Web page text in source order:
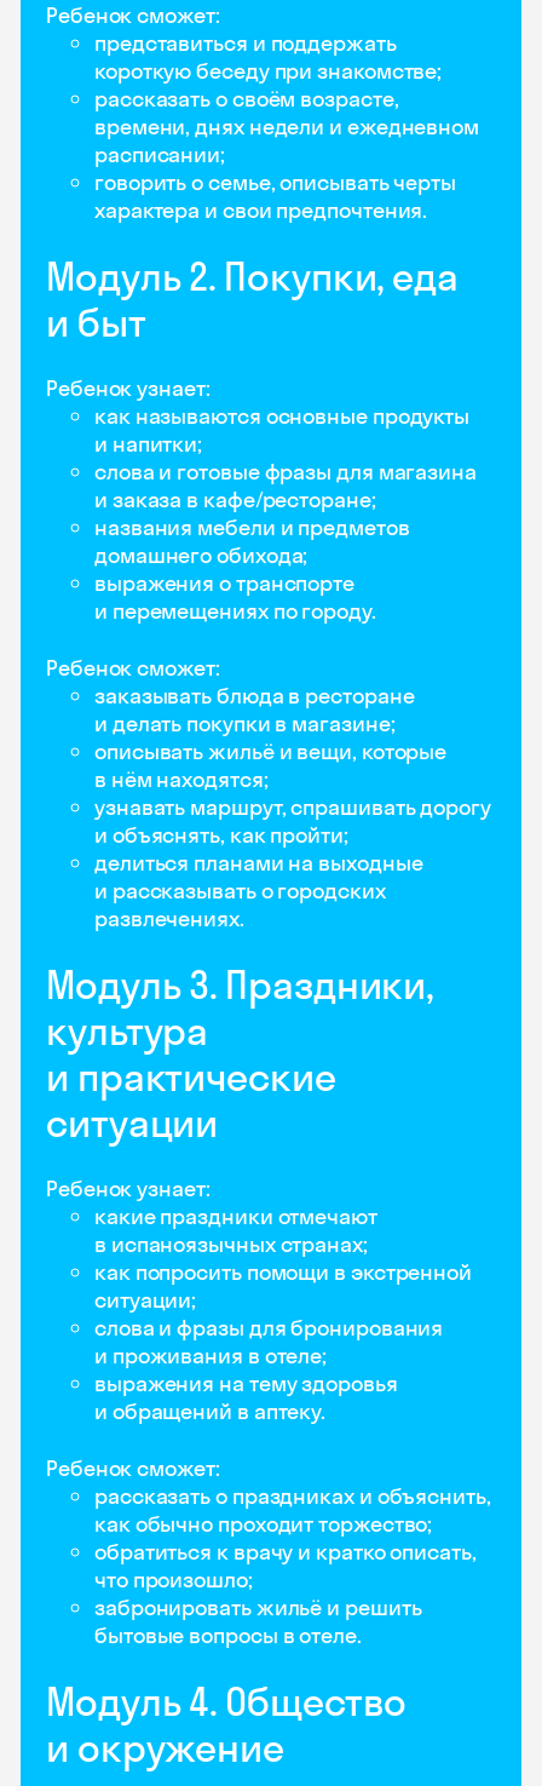
Ребенок сможет:
представиться и поддержать
короткую беседу при знакомстве;
рассказать о своём возрасте,
времени, днях недели и ежедневном
расписании;
говорить о семье, описывать черты
характера и свои предпочтения.
Модуль 2. Покупки, еда
и быт
Ребенок узнает:
как называются основные продукты
и напитки;
слова и готовые фразы для магазина
и заказа в кафе/ресторане;
названия мебели и предметов
домашнего обихода;
выражения о транспорте
и перемещениях по городу.
Ребенок сможет:
заказывать блюда в ресторане
и делать покупки в магазине;
описывать жильё и вещи, которые
в нём находятся;
узнавать маршрут, спрашивать дорогу
и объяснять, как пройти;
делиться планами на выходные
и рассказывать о городских
развлечениях.
Модуль 3. Праздники,
культура
и практические
ситуации
Ребенок узнает:
какие праздники отмечают
в испаноязычных странах;
как попросить помощи в экстренной
ситуации;
слова и фразы для бронирования
и проживания в отеле;
выражения на тему здоровья
и обращений в аптеку.
Ребенок сможет:
рассказать о праздниках и объяснить,
как обычно проходит торжество;
обратиться к врачу и кратко описать,
что произошло;
забронировать жильё и решить
бытовые вопросы в отеле.
Модуль 4. Общество
и окружение